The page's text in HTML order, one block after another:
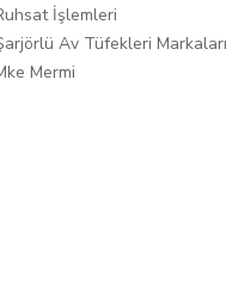
İşlemleri
Av Tüfekleri Markaları
Mermi